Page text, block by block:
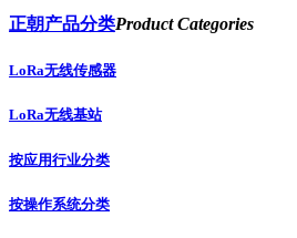
正朝产品分类Product Categories
LoRa无线传感器
LoRa无线基站
按应用行业分类
按操作系统分类